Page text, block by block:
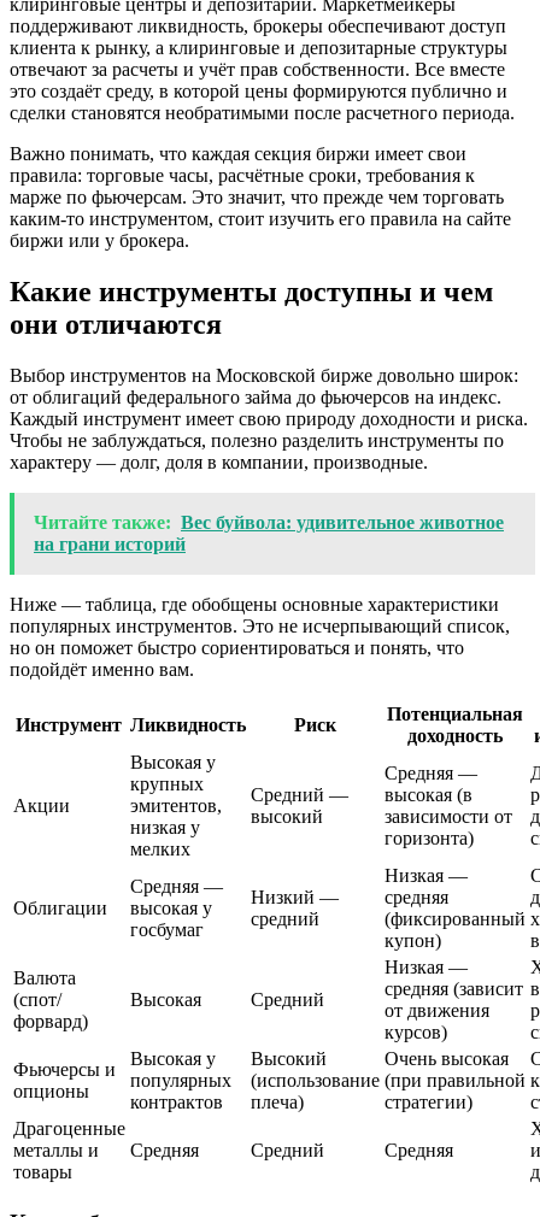
клиринговые центры и депозитарии. Маркетмейкеры
поддерживают ликвидность, брокеры обеспечивают доступ
клиента к рынку, а клиринговые и депозитарные структуры
отвечают за расчеты и учёт прав собственности. Все вместе
это создаёт среду, в которой цены формируются публично и
сделки становятся необратимыми после расчетного периода.
Важно понимать, что каждая секция биржи имеет свои
правила: торговые часы, расчётные сроки, требования к
марже по фьючерсам. Это значит, что прежде чем торговать
каким-то инструментом, стоит изучить его правила на сайте
биржи или у брокера.
Какие инструменты доступны и чем
они отличаются
Выбор инструментов на Московской бирже довольно широк:
от облигаций федерального займа до фьючерсов на индекс.
Каждый инструмент имеет свою природу доходности и риска.
Чтобы не заблуждаться, полезно разделить инструменты по
характеру — долг, доля в компании, производные.
Читайте также: Вес буйвола: удивительное животное
на грани историй
Ниже — таблица, где обобщены основные характеристики
популярных инструментов. Это не исчерпывающий список,
но он поможет быстро сориентироваться и понять, что
подойдёт именно вам.
Инструмент Ликвидность Риск
Потенциальная
доходность
Акции
Высокая у
крупных
эмитентов,
низкая у
мелких
Средний —
высокий
Средняя —
высокая (в
зависимости от
горизонта)
Облигации
Средняя —
высокая у
госбумаг
Низкий —
средний
Низкая —
средняя
(фиксированный
купон)
Валюта
(спот/
форвард)
Высокая Средний
Низкая —
средняя (зависит
от движения
курсов)
Фьючерсы и
опционы
Высокая у
популярных
контрактов
Высокий
(использование
плеча)
Очень высокая
(при правильной
стратегии)
Драгоценные
металлы и
товары
Средняя Средний Средняя